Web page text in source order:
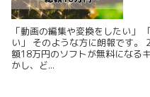
「動画の編集や変換をしたい」
い」 そのような方に朗報です
額18万円のソフトが無料になる
かし、ど...